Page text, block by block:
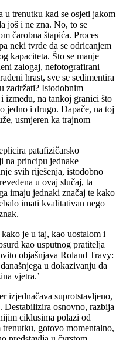
u trenutku kad se osjeti jakom
još i ne zna. No, to se
čarob­na štapića. Proces
neki tvrde da se odricanjem
kapaciteta. Što se manje
zalogaj, nefotografirani
hrast, sve se sedimentira
zadržati? Istodobnim
između, na tankoj granici što
jedno i drugo. Dapače, na toj
usmjeren ka trajnom
patafizičarsko
na principu jednake
svih riješenja, istodobno
u ovaj slučaj, ta
imaju jednaki značaj te kako
imati kvalitativan nego
kako je u taj, kao uostalom i
kao usputnog pratitelja
objašnjava Roland Travy:
u dokazivanju da
vjetra.’
izjednačava suprotstavljeno,
Destabilizira osnovno, razbija
ciklusima polazi od
gotovo momentalno,